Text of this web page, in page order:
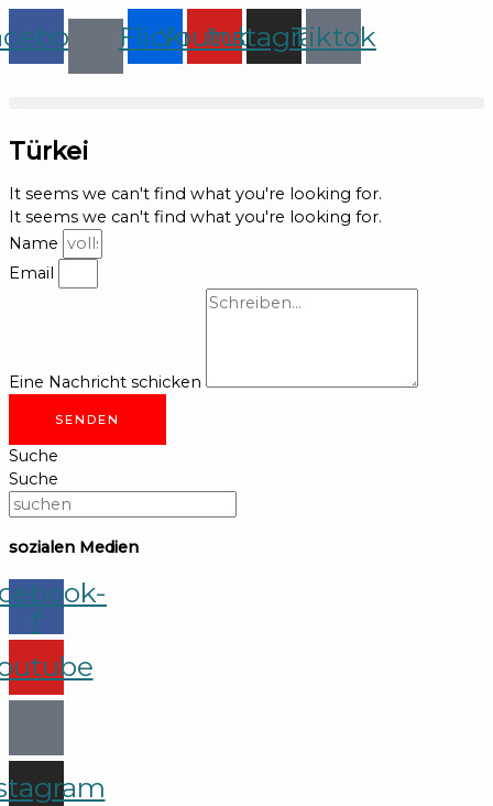
Zum
Inhalt
springen
FlickrYoutube
Instagram
Tiktok
Türkei
It seems we can't find what you're looking for.
It seems we can't find what you're looking for.
Name
Email
Eine Nachricht schicken
SENDEN
Suche
Suche
sozialen Medien
f